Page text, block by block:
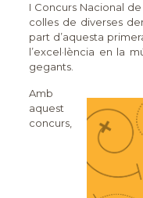
I Concurs Nacional
colles de diverses
part d’aquesta
l’excel·lència en la
gegants.
Amb
aquest
concurs,